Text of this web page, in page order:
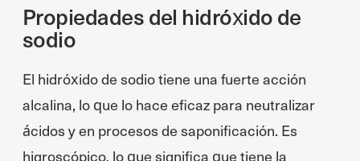
Propiedades del hidróxido de
sodio
El hidróxido de sodio tiene una fuerte acción
alcalina, lo que lo hace eficaz para neutralizar
ácidos y en procesos de saponificación. Es
higroscópico, lo que significa que tiene la